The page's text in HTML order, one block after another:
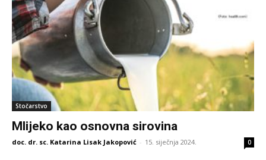
Stočarstvo
Mlijeko kao osnovna sirovina
doc. dr. sc. Katarina Lisak Jakopović - 15. siječnja 2024. 0